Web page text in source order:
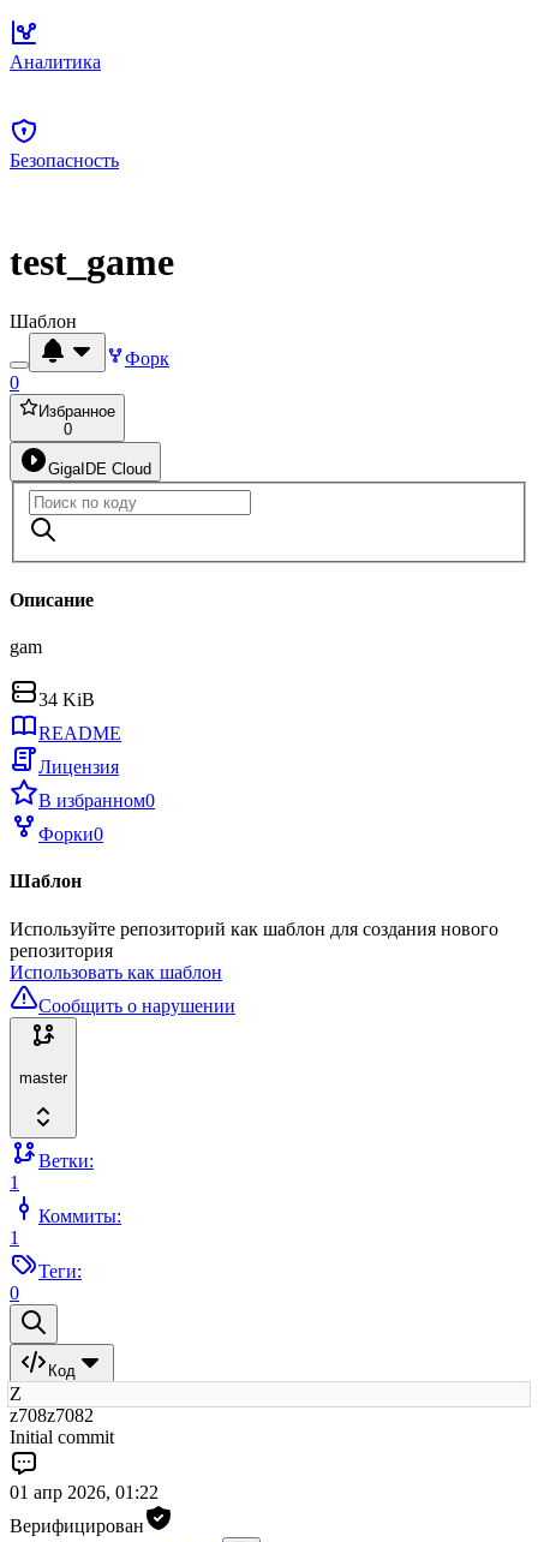
Аналитика
Безопасность
test_game
Шаблон
Форк
0
Избранное
0
GigaIDE Cloud
Описание
gam
34 KiB
README
Лицензия
В избранном0
Форки0
Шаблон
Используйте репозиторий как шаблон для создания нового
репозитория
Использовать как шаблон
Сообщить о нарушении
master
Ветки:
1
Коммиты:
1
Теги:
0
Код
Z
z708z7082
Initial commit
01 апр 2026, 01:22
Верифицирован